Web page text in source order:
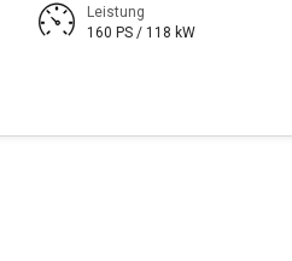
Leistung
160 PS / 118 kW